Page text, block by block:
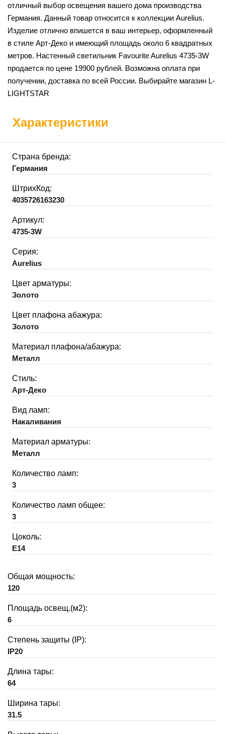
отличный выбор освещения вашего дома производства
Германия. Данный товар относится к коллекции Aurelius.
Изделие отлично впишется в ваш интерьер, оформленный
в стиле Арт-Деко и имеющий площадь около 6 квадратных
метров. Настенный светильник Favourite Aurelius 4735-3W
продается по цене 19900 рублей. Возможна оплата при
получении, доставка по всей России. Выбирайте магазин L-
LIGHTSTAR
Характеристики
Страна бренда:
Германия
ШтрихКод:
4035726163230
Артикул:
4735-3W
Серия:
Aurelius
Цвет арматуры:
Золото
Цвет плафона абажура:
Золото
Материал плафона/абажура:
Металл
Стиль:
Арт-Деко
Вид ламп:
Накаливания
Материал арматуры:
Металл
Количество ламп:
3
Количество ламп общее:
3
Цоколь:
E14
Общая мощность:
120
Площадь освещ.(м2):
6
Степень защиты (IP):
IP20
Длина тары:
64
Ширина тары:
31.5